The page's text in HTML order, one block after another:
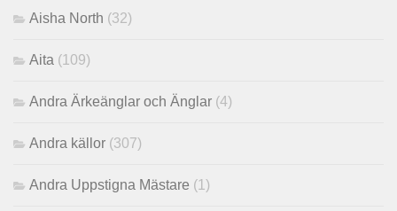
Aisha North (32)
Aita (109)
Andra Ärkeänglar och Änglar (4)
Andra källor (307)
Andra Uppstigna Mästare (1)